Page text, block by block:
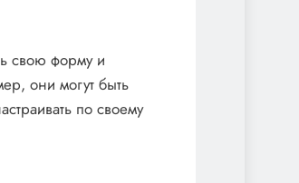
свою форму и
они могут быть
по своему